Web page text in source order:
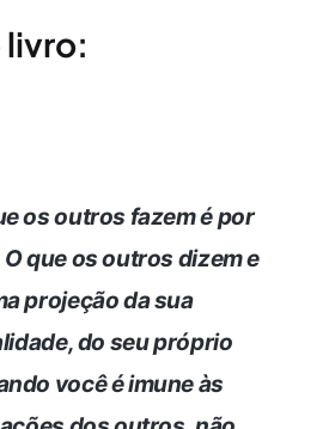
os outros fazem é por
que os outros dizem e
projeção da sua
do seu próprio
você é imune às